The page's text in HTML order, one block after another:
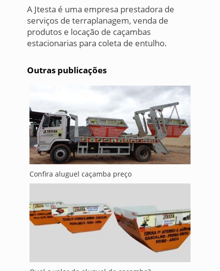
A Jtesta é uma empresa prestadora de
serviços de terraplanagem, venda de
produtos e locação de caçambas
estacionarias para coleta de entulho.
Outras publicações
Confira aluguel caçamba preço